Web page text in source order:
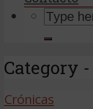
Category
Crónicas